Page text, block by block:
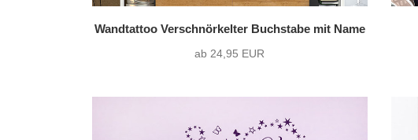
Wandtattoo Verschnörkelter Buchstabe mit Name
ab 24,95 EUR